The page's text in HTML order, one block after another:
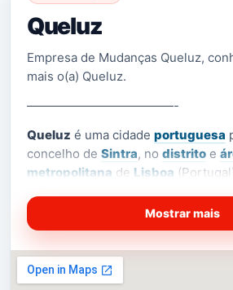
Queluz
Empresa de Mudanças Queluz,
mais o(a) Queluz.
————————————-
Queluz é uma cidade portuguesa
concelho de Sintra, no distrito e
metropolitana de Lisboa
Abraão
Queluz e Belas).
Além
Caruncho (hojeQueluz de Baixo)
separada do núcleo urbano da
e pelo IC19eLinha de Sintra
Mostrar mais